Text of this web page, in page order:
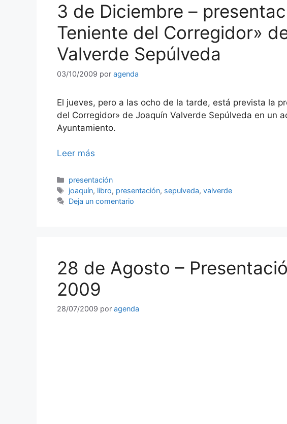
3 de Diciembre –
Teniente del Corregidor»
Valverde Sepúlveda
03/10/2009 por agenda
El jueves, pero a las ocho de la tarde, está prevista la
del Corregidor» de Joaquín Valverde Sepúlveda en un
Ayuntamiento.
Leer más
Categorías
presentación
Etiquetas
joaquín, libro, presentación, sepulveda,valverde
Deja un comentario
28 de Agosto –
2009
28/07/2009 por agenda